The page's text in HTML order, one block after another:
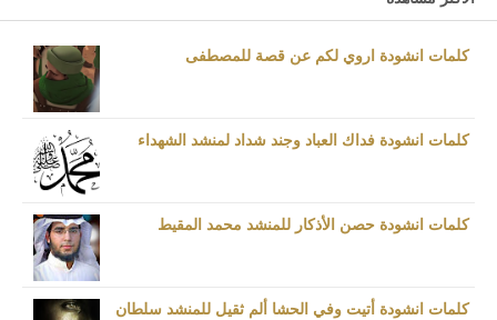
كلمات انشودة اروي لكم عن قصة للمصطفى
كلمات انشودة فداك العباد وجند شداد لمنشد الشهداء
كلمات انشودة حصن الأذكار للمنشد محمد المقيط
كلمات انشودة أتيت وفي الحشا ألم ثقيل للمنشد سلطان